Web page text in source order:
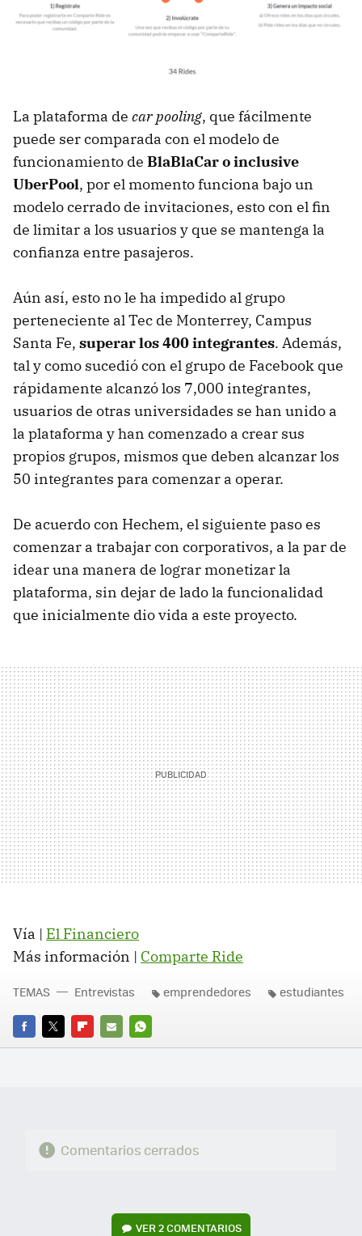
La plataforma de car pooling, que fácilmente
puede ser comparada con el modelo de
funcionamiento de BlaBlaCar o inclusive
UberPool, por el momento funciona bajo un
modelo cerrado de invitaciones, esto con el fin
de limitar a los usuarios y que se mantenga la
confianza entre pasajeros.
Aún así, esto no le ha impedido al grupo
perteneciente al Tec de Monterrey, Campus
Santa Fe, superar los 400 integrantes. Además,
tal y como sucedió con el grupo de Facebook que
rápidamente alcanzó los 7,000 integrantes,
usuarios de otras universidades se han unido a
la plataforma y han comenzado a crear sus
propios grupos, mismos que deben alcanzar los
50 integrantes para comenzar a operar.
De acuerdo con Hechem, el siguiente paso es
comenzar a trabajar con corporativos, a la par de
idear una manera de lograr monetizar la
plataforma, sin dejar de lado la funcionalidad
que inicialmente dio vida a este proyecto.
Vía | El Financiero
Más información | Comparte Ride
FACEBOOK
TWITTERFLIPBOARD
E-
WHATSAPP
TEMAS Entrevistas emprendedores estudiantes
Comentarios cerrados
VER2 COMENTARIOS